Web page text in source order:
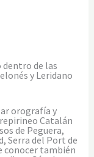
dentro de las
y Leridano
orografía y
Catalán
de Peguera,
Serra del Port de
conocer también